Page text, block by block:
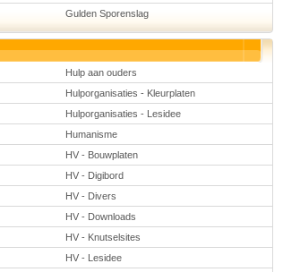
Gulden Sporenslag
Hulp aan ouders
Hulporganisaties - Kleurplaten
Hulporganisaties - Lesidee
Humanisme
HV - Bouwplaten
HV - Digibord
HV - Divers
HV - Downloads
HV - Knutselsites
HV - Lesidee